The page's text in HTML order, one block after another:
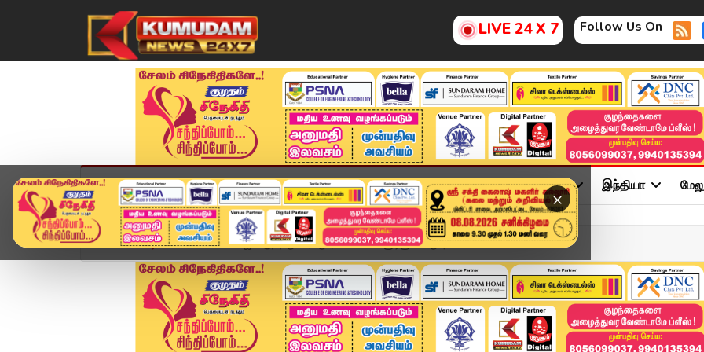
LIVE 24 X 7 Follow Us On
×
முகப்பு விளையாட்டு அண்மை தமிழ்நாடு சினிமா அரசியல் விளையாட்டு இந்தியா
Home வீடியோ ஸ்டோரி விஜய் குறித்து அவதூறாக பேசிய யூடியூபர் மீது தாக...